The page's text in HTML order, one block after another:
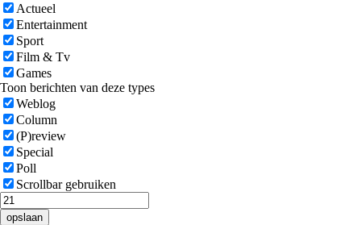
Actueel
Entertainment
Sport
Film & Tv
Games
Toon berichten van deze types
Weblog
Column
(P)review
Special
Poll
Scrollbar gebruiken
opslaan